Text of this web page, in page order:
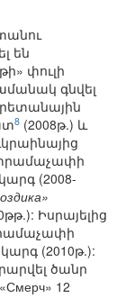
են
փուլի
գնվել
8 (2008թ.) և
(2008-
Իսրայելից
(2010թ.):
ծանր
12